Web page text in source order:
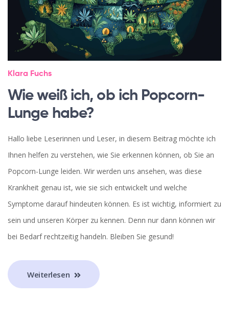
Klara Fuchs
Wie weiß ich, ob ich Popcorn-
Lunge habe?
Hallo liebe Leserinnen und Leser, in diesem Beitrag möchte ich
Ihnen helfen zu verstehen, wie Sie erkennen können, ob Sie an
Popcorn-Lunge leiden. Wir werden uns ansehen, was diese
Krankheit genau ist, wie sie sich entwickelt und welche
Symptome darauf hindeuten können. Es ist wichtig, informiert zu
sein und unseren Körper zu kennen. Denn nur dann können wir
bei Bedarf rechtzeitig handeln. Bleiben Sie gesund!
Weiterlesen